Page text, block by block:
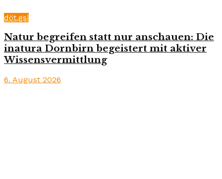
döt.gsi
Natur begreifen statt nur anschauen: Die
inatura Dornbirn begeistert mit aktiver
Wissensvermittlung
6. August 2026